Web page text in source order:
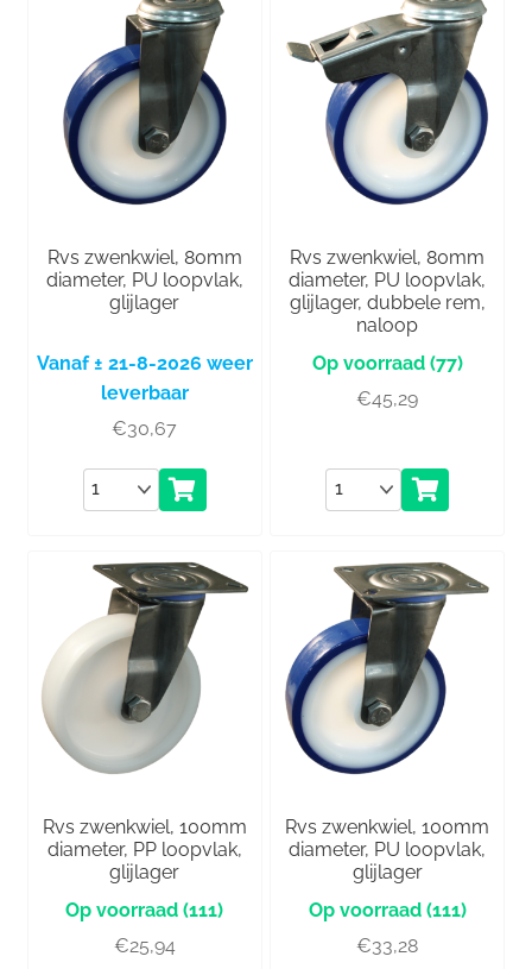
Rvs zwenkwiel, 80mm
diameter, PU loopvlak,
glijlager
Vanaf ± 21-8-2026 weer
leverbaar
€30,67
Aantal
Rvs zwenkwiel, 80mm
diameter, PU loopvlak,
glijlager, dubbele rem,
naloop
(77)
€45,29
Aantal
Rvs zwenkwiel, 100mm
diameter, PP loopvlak,
glijlager
(111)
€25,94
Rvs zwenkwiel, 100mm
diameter, PU loopvlak,
glijlager
(111)
€33,28